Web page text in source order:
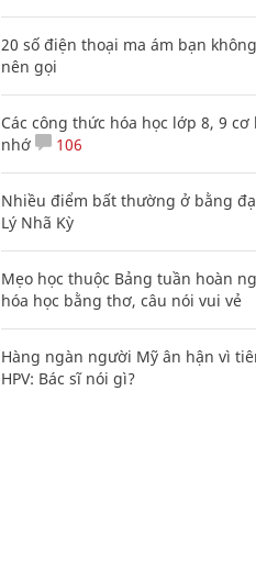
20 số điện thoại ma ám bạn
nên gọi
Các công thức hóa học lớp 8, 9 cơ
nhớ
106
Nhiều điểm bất thường ở bằng
Lý Nhã Kỳ
Mẹo học thuộc Bảng tuần hoàn
hóa học bằng thơ, câu nói vui vẻ
Hàng ngàn người Mỹ ân hận vì
HPV: Bác sĩ nói gì?